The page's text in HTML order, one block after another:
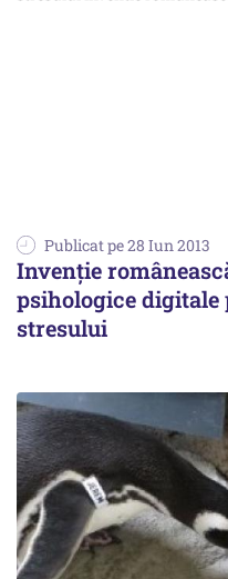
Publicat pe 28 Iun 2013
Invenție
psihologice
stresului